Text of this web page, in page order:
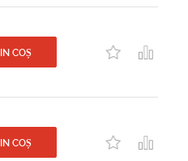
IN COȘ
IN COȘ